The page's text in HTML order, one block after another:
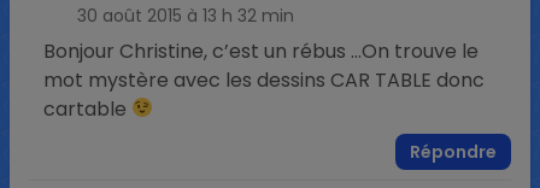
30 août 2015 à 13 h 32 min
Bonjour Christine, c’est un rébus …On trouve le
mot mystère avec les dessins CAR TABLE donc
cartable
Répondre